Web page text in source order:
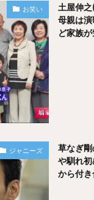
お笑い
土屋伸
母親は
ど家族
ジャニーズ
草なぎ
や馴れ
から付き